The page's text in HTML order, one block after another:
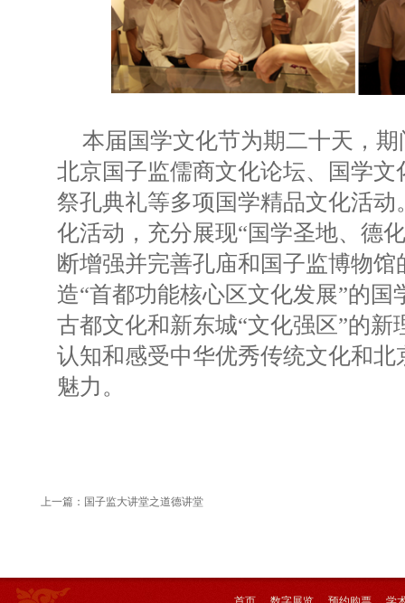
本届国学文化节为期二十天，
北京国子监儒商文化论坛、国学
祭孔典礼等多项国学精品文化活
化活动，充分展现“国学圣地、德
断增强并完善孔庙和国子监博物
造“首都功能核心区文化发展”的
古都文化和新东城“文化强区”的新
认知和感受中华优秀传统文化和
魅力。
上一篇： 国子监大讲堂之道德讲堂